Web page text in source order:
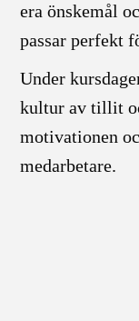
era önskemål
passar perfekt
Under
kultur av tillit
motivationen
medarbetare.